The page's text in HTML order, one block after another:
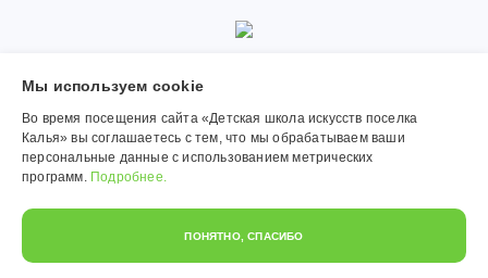
© 2019-2026, Муниципальное автономное учреждение
дополнительного образования «Детская школа искусств поселка
Калья». Использование материалов сайта согласуется с
администрацией учреждения.
Обработка персональных данных
Мы используем сookie
Во время посещения сайта «Детская школа искусств поселка
Калья» вы соглашаетесь с тем, что мы обрабатываем ваши
персональные данные с использованием метрических
программ. Подробнее.
ПОНЯТНО, СПАСИБО